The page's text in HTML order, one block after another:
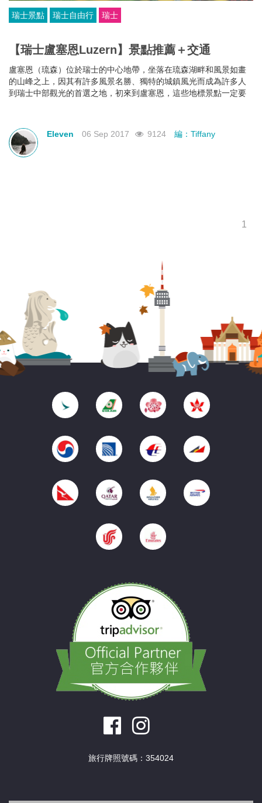
瑞士景點 瑞士自由行 瑞士
【瑞士盧塞恩Luzern】景點推薦＋交通
盧塞恩（琉森）位於瑞士的中心地帶，坐落在琉森湖畔和風景如畫
的山峰之上，因其有許多風景名勝、獨特的城鎮風光而成為許多人
到瑞士中部觀光的首選之地，初來到盧塞恩，這些地標景點一定要
Eleven 06 Sep 2017 9124 編：Tiffany
1
旅行牌照號碼：354024